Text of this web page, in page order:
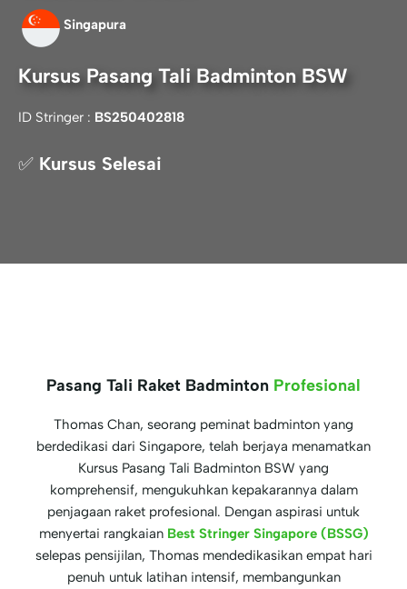
Singapura
Kursus Pasang Tali Badminton BSW
ID Stringer : BS250402818
✅ Kursus Selesai
Pasang Tali Raket Badminton Profesional
Thomas Chan, seorang peminat badminton yang
berdedikasi dari Singapore, telah berjaya menamatkan
Kursus Pasang Tali Badminton BSW yang
komprehensif, mengukuhkan kepakarannya dalam
penjagaan raket profesional. Dengan aspirasi untuk
menyertai rangkaian Best Stringer Singapore (BSSG)
selepas pensijilan, Thomas mendedikasikan empat hari
penuh untuk latihan intensif, membangunkan